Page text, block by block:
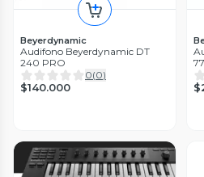
Beyerdynamic
Audifono Beyerdynamic DT
240 PRO
0(0)
$140.000